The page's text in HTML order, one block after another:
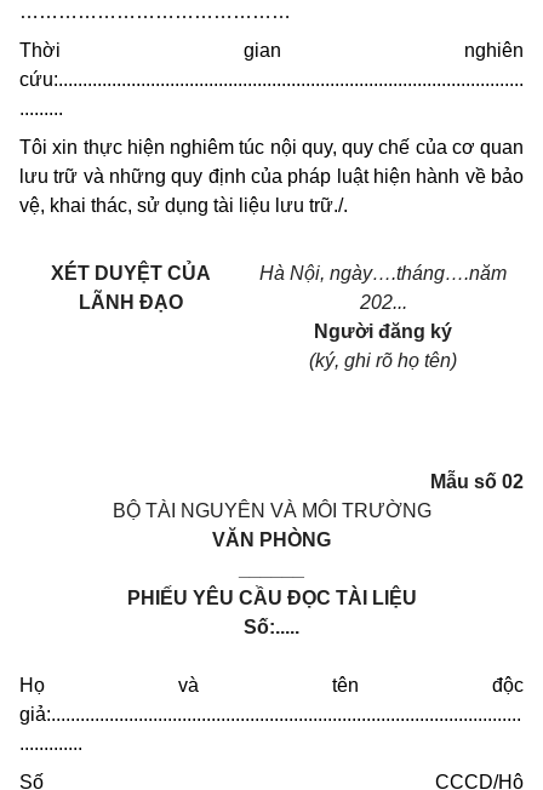
……………………………………
Thời gian nghiên
cứu:................................................................................................
.........
Tôi xin thực hiện nghiêm túc nội quy, quy chế của cơ quan
lưu trữ và những quy định của pháp luật hiện hành về bảo
vệ, khai thác, sử dụng tài liệu lưu trữ./.
XÉT DUYỆT CỦA
LÃNH ĐẠO
Hà Nội, ngày….tháng….năm
202...
Người đăng ký
(ký, ghi rõ họ tên)
Mẫu số 02
BỘ TÀI NGUYÊN VÀ MÔI TRƯỜNG
VĂN PHÒNG
PHIẾU YÊU CẦU ĐỌC TÀI LIỆU
Số:.....
Họ và tên độc
giả:.................................................................................................
.............
Số CCCD/Hộ